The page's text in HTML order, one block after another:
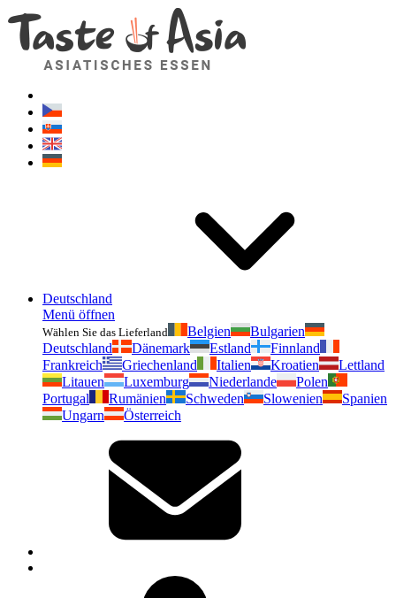
Deutschland
Menü öffnen
Wählen Sie das Lieferland Belgien
Bulgarien
Deutschland
Dänemark Estland
Finnland
Frankreich
Griechenland Italien Kroatien
Lettland
Litauen
Luxemburg Niederlande
Polen
Portugal
Rumänien Schweden Slowenien
Spanien
Ungarn
Österreich
Geschmackvonasien.de
Zögern Sie nicht zu fragen. Ich bin für Sie da!